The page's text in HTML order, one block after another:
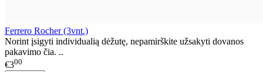
Ferrero Rocher (3vnt.)
Norint įsigyti individualią dėžutę, nepamirškite užsakyti dovanos
pakavimo čia. ..
€300